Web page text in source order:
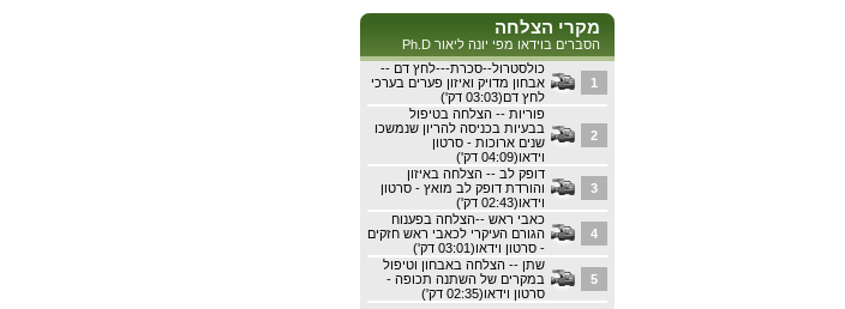
מקרי הצלחה
הסברים בוידאו מפי יונה ליאור Ph.D
כולסטרול--סכרת---לחץ דם --
אבחון מדויק ואיזון פערים בערכי
לחץ דם(03:03 דק')
1
פוריות -- הצלחה בטיפול
בבעיות בכניסה להריון שנמשכו
שנים ארוכות - סרטון
וידאו(04:09 דק')
2
דופק לב -- הצלחה באיזון
והורדת דופק לב מואץ - סרטון
וידאו(02:43 דק')
3
כאבי ראש --הצלחה בפענוח
הגורם העיקרי לכאבי ראש חזקים
- סרטון וידאו(03:01 דק')
4
שתן -- הצלחה באבחון וטיפול
במקרים של השתנה תכופה -
סרטון וידאו(02:35 דק')
5